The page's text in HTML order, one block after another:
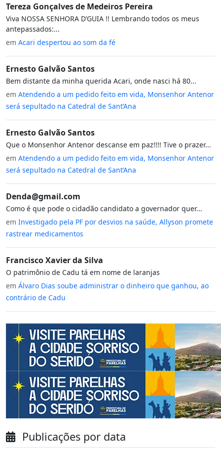
Tereza Gonçalves de Medeiros Pereira
Viva NOSSA SENHORA D’GUIA !! Lembrando todos os meus
antepassados:...
em Acari despertou ao som da fé
Ernesto Galvão Santos
Bem distante da minha querida Acari, onde nasci há 80...
em Atendendo a um pedido feito em vida, Monsenhor Antenor
será sepultado na Catedral de Sant’Ana
Ernesto Galvão Santos
Que o Monsenhor Antenor descanse em paz!!!! Tive o prazer...
em Atendendo a um pedido feito em vida, Monsenhor Antenor
será sepultado na Catedral de Sant’Ana
Denda@gmail.com
Como é que pode o cidadão candidato a governador quer...
em Investigado pela PF por desvios na saúde, Allyson promete
rastrear medicamentos
Francisco Xavier da Silva
O patrimônio de Cadu tá em nome de laranjas
em Álvaro Dias soube administrar o dinheiro que ganhou, ao
contrário de Cadu
Publicações por data